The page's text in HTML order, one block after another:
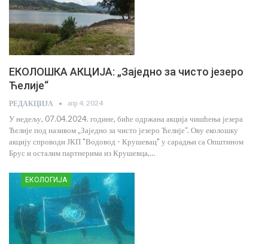
ЕКОЛОШКА АКЦИЈА: „Заједно за чисто језеро
Ћелије“
РЕДАКЦИЈА апр 4, 2024
У недељу, 07.04.2024. године, биће одржана акција чишћења језера
Ћелије под називом „Заједно за чисто језеро Ћелије“. Ову еколошку
акцију спроводи ЈКП "Водовод - Крушевац" у сарадњи са Општином
Брус и осталим партнерима из Крушевца,…
ЕКОЛОГИЈА